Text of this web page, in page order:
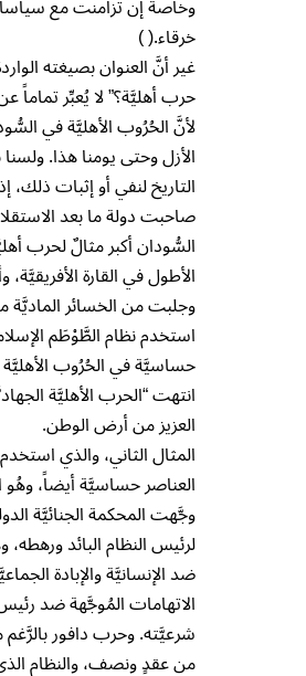
خرقاء.( )
غير أنَّ العنوان بصيغته
حرب أهليَّة؟” لا يُعبِّر تماماً
لأنَّ الحُرُوب الأهليَّة في
الأزل وحتى يومنا هذا.
التاريخ لنفي أو إثبات ذلك،
صاحبت دولة ما بعد
السُّودان أكبر مثالٌ لحرب
الأطول في القارة
وجلبت من الخسائر
استخدم نظام الطَّوْطَم
حساسيَّة في الحُرُوب
انتهت “الحرب الأهليَّة
العزيز من أرض الوطن.
المثال الثاني، والذي
العناصر حساسيَّة أيضاً،
وجَّهت المحكمة الجنائيَّة
لرئيس النظام البائد
ضد الإنسانيَّة والإبادة
الاتهامات المُوجَّهة ضد
شرعيَّته. وحرب دافور
من عقدٍ ونصف، والنظام